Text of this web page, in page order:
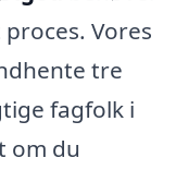
Vores
tre
fagfolk i
om du